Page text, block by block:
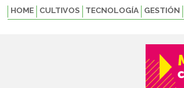
HOME CULTIVOS TECNOLOGÍA GESTIÓN